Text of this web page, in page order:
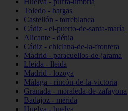
Huelva - punta-umbría
Toledo - bargas
Castellón - torreblanca
Cádiz - el-puerto-de-santa-maría
Alicante - dénia
Cádiz - chiclana-de-la-frontera
Madrid - paracuellos-de-jarama
Lleida - lleida
Madrid - lozoya
Málaga - rincón-de-la-victoria
Granada - moraleda-de-zafayona
Badajoz - mérida
Huelva - huelva